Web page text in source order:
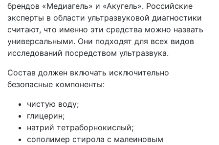
брендов «Медиагель» и «Акугель». Российские
эксперты в области ультразвуковой диагностики
считают, что именно эти средства можно назвать
универсальными. Они подходят для всех видов
исследований посредством ультразвука.
Состав должен включать исключительно
безопасные компоненты:
чистую воду;
глицерин;
натрий тетраборнокислый;
сополимер стирола с малеиновым